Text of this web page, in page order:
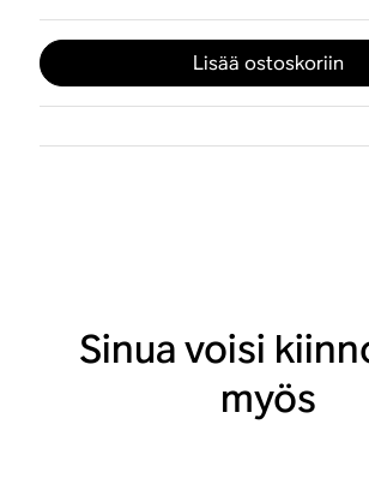
Lisää ostoskoriin
Sinua voisi
myös